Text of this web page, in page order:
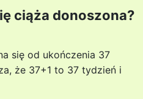
ciąża donoszona?
się od ukończenia 37
że 37+1 to 37 tydzień i